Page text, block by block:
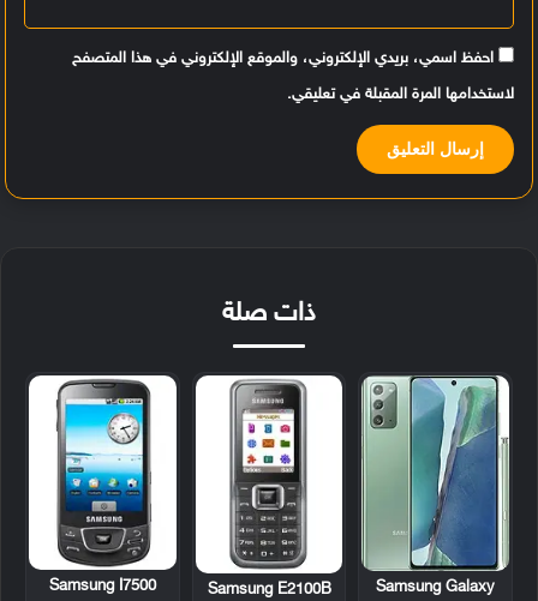
احفظ اسمي، بريدي الإلكتروني، والموقع الإلكتروني في هذا المتصفح
لاستخدامها المرة المقبلة في تعليقي.
ذات صلة
Samsung Galaxy
Samsung E2100B
Samsung I7500